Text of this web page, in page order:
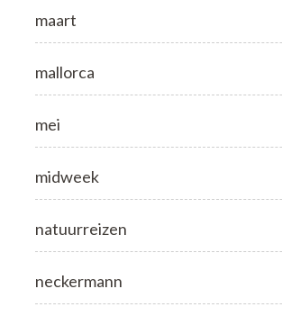
maart
mallorca
mei
midweek
natuurreizen
neckermann